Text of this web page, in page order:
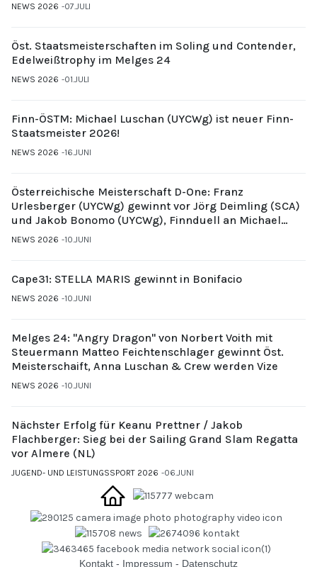
NEWS 2026 07.JULI
Öst. Staatsmeisterschaften im Soling und Contender,
Edelweißtrophy im Melges 24
NEWS 2026 01.JULI
Finn-ÖSTM: Michael Luschan (UYCWg) ist neuer Finn-
Staatsmeister 2026!
NEWS 2026 16.JUNI
Österreichische Meisterschaft D-One: Franz
Urlesberger (UYCWg) gewinnt vor Jörg Deimling (SCA)
und Jakob Bonomo (UYCWg), Finnduell an Michael
Gubi (UYCMo)
NEWS 2026 10.JUNI
Cape31: STELLA MARIS gewinnt in Bonifacio
NEWS 2026 10.JUNI
Melges 24: "Angry Dragon" von Norbert Voith mit
Steuermann Matteo Feichtenschlager gewinnt Öst.
Meisterschaift, Anna Luschan & Crew werden Vize
NEWS 2026 10.JUNI
Nächster Erfolg für Keanu Prettner / Jakob
Flachberger: Sieg bei der Sailing Grand Slam Regatta
vor Almere (NL)
JUGEND- UND LEISTUNGSSPORT 2026 06.JUNI
Kontakt - Impressum - Datenschutz